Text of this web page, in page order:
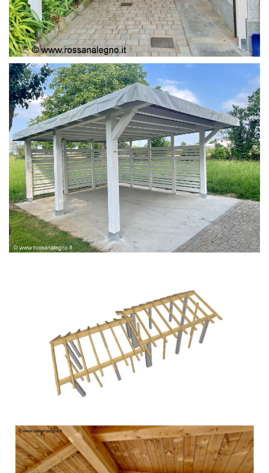
PERGOLA COPERTURA MOBILE
PERGOLA BIANCA SPAZZOLATA